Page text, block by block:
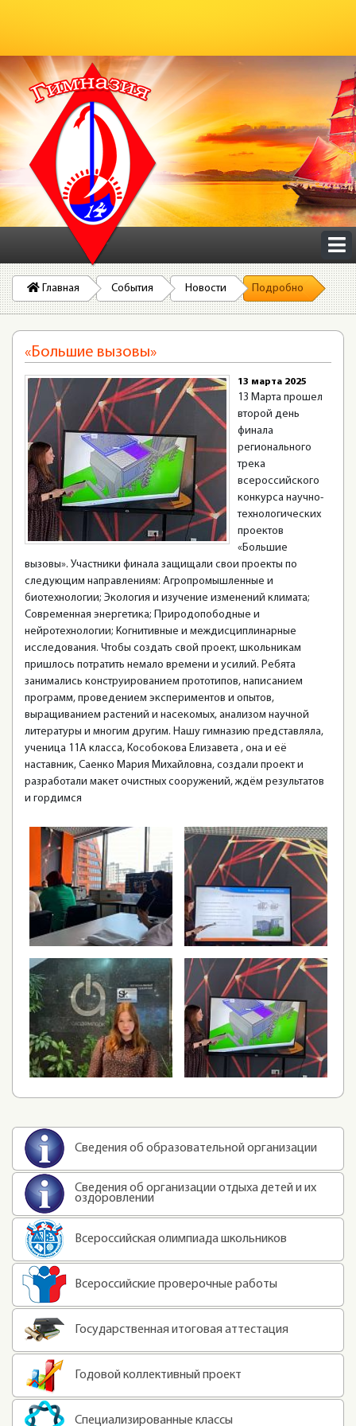
Главная События Новости Подробно
«Большие вызовы»
13 марта 2025
13 Марта прошел
второй день
финала
регионального
трека
всероссийского
конкурса научно-
технологических
проектов
«Большие
вызовы». Участники финала защищали свои проекты по
следующим направлениям: Агропромышленные и
биотехнологии; Экология и изучение изменений климата;
Современная энергетика; Природопободные и
нейротехнологии; Когнитивные и междисциплинарные
исследования. Чтобы создать свой проект, школьникам
пришлось потратить немало времени и усилий. Ребята
занимались конструированием прототипов, написанием
программ, проведением экспериментов и опытов,
выращиванием растений и насекомых, анализом научной
литературы и многим другим. Нашу гимназию представляла,
ученица 11А класса, Кособокова Елизавета , она и её
наставник, Саенко Мария Михайловна, создали проект и
разработали макет очистных сооружений, ждём результатов
и гордимся
Сведения об образовательной организации
Сведения об организации отдыха детей и их
оздоровлении
Всероссийская олимпиада школьников
Всероссийские проверочные работы
Государственная итоговая аттестация
Годовой коллективный проект
Специализированные классы